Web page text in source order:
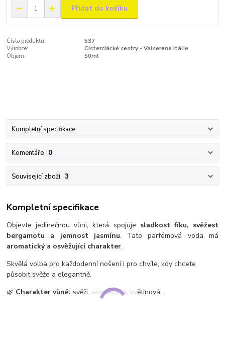
Přidat do košíku
Číslo produktu:
537
Výrobce:
Cisterciácké sestry - Valserena Itálie
Objem:
50ml
Kompletní specifikace
Komentáře 0
Související zboží 3
Kompletní specifikace
Objevte jedinečnou vůni, která spojuje sladkost fíku, svěžest
bergamotu a jemnost jasmínu. Tato parfémová voda má
aromatický a osvěžující charakter.
Skvělá volba pro každodenní nošení i pro chvíle, kdy chcete
působit svěže a elegantně.
🌿 Charakter vůně: svěží, aromatická, květinová.